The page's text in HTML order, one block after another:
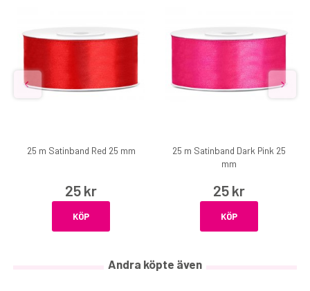
25 m Satinband Red 25 mm
25 kr
KÖP
25 m Satinband Dark Pink 25
mm
25 kr
KÖP
Andra köpte även